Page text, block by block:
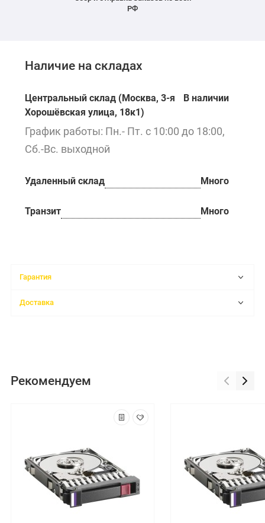
РФ
Наличие на складах
Центральный склад (Москва, 3-я
Хорошёвская улица, 18к1)
В наличии
График работы: Пн.- Пт. с 10:00 до 18:00,
Сб.-Вс. выходной
Удаленный склад Много
Транзит Много
Гарантия
Доставка
Рекомендуем